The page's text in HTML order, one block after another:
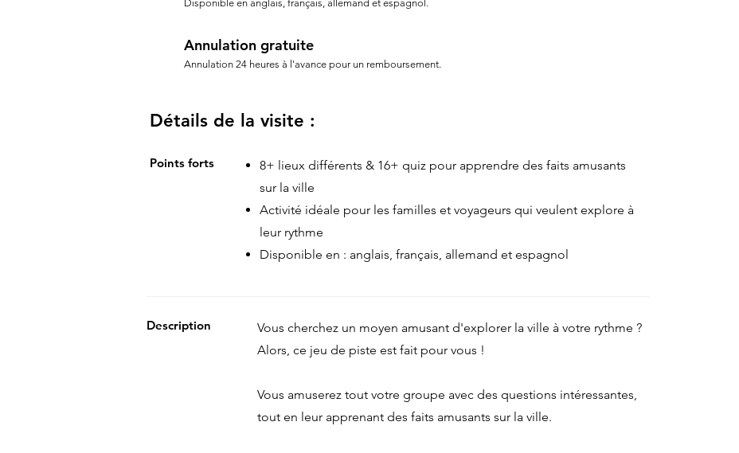
Disponible en anglais, français, allemand et espagnol.
Annulation gratuite
Annulation 24 heures à l'avance pour un remboursement.
Détails de la visite :
Points forts
8+ lieux différents & 16+ quiz pour apprendre des faits amusants
sur la ville
Activité idéale pour les familles et voyageurs qui veulent explore à
leur rythme
Disponible en : anglais, français, allemand et espagnol
Description
Vous cherchez un moyen amusant d'explorer la ville à votre rythme ?
Alors, ce jeu de piste est fait pour vous !
Vous amuserez tout votre groupe avec des questions intéressantes,
tout en leur apprenant des faits amusants sur la ville.